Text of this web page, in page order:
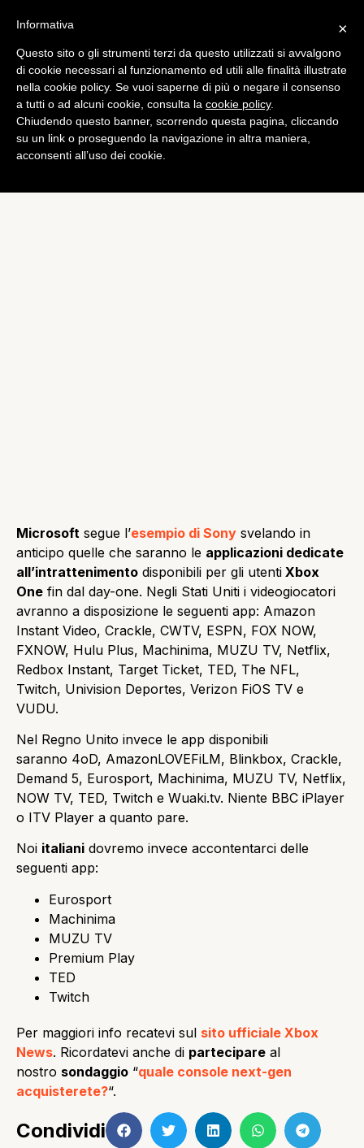
Games
Xbox One: ecco le app
disponibili in Italia al lancio
di Alessandro Moretti
Microsoft segue l’esempio di Sony svelando in
anticipo quelle che saranno le applicazioni dedicate
all’intrattenimento disponibili per gli utenti Xbox
One fin dal day-one. Negli Stati Uniti i videogiocatori
avranno a disposizione le seguenti app: Amazon
Instant Video, Crackle, CWTV, ESPN, FOX NOW,
FXNOW, Hulu Plus, Machinima, MUZU TV, Netflix,
Redbox Instant, Target Ticket, TED, The NFL,
Twitch, Univision Deportes, Verizon FiOS TV e
VUDU.
Nel Regno Unito invece le app disponibili
saranno 4oD, AmazonLOVEFiLM, Blinkbox, Crackle,
Demand 5, Eurosport, Machinima, MUZU TV, Netflix,
NOW TV, TED, Twitch e Wuaki.tv. Niente BBC iPlayer
o ITV Player a quanto pare.
Noi italiani dovremo invece accontentarci delle
seguenti app:
Eurosport
Machinima
MUZU TV
Premium Play
TED
Twitch
Per maggiori info recatevi sul sito ufficiale Xbox
News. Ricordatevi anche di partecipare al
nostro sondaggio “quale console next-gen
acquisterete?“.
Condividi
×
Informativa
Questo sito o gli strumenti terzi da questo utilizzati si avvalgono
di cookie necessari al funzionamento ed utili alle finalità illustrate
nella cookie policy. Se vuoi saperne di più o negare il consenso
a tutti o ad alcuni cookie, consulta la cookie policy.
Chiudendo questo banner, scorrendo questa pagina, cliccando
su un link o proseguendo la navigazione in altra maniera,
acconsenti all’uso dei cookie.